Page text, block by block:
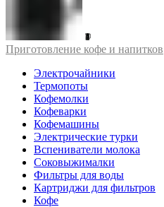
Приготовление кофе и напитков
Электрочайники
Термопоты
Кофемолки
Кофеварки
Кофемашины
Электрические турки
Вспениватели молока
Соковыжималки
Фильтры для воды
Картриджи для фильтров
Кофе